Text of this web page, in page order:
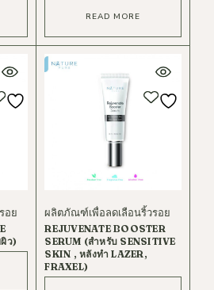
READ MORE
ว)
อย
REJUVENATE BOOSTER
SERUM (สำหรับ SENSITIVE
SKIN , หลังทำ LAZER,
FRAXEL)
ผลิตภัณฑ์เพื่อลดเลือนริ้วรอย